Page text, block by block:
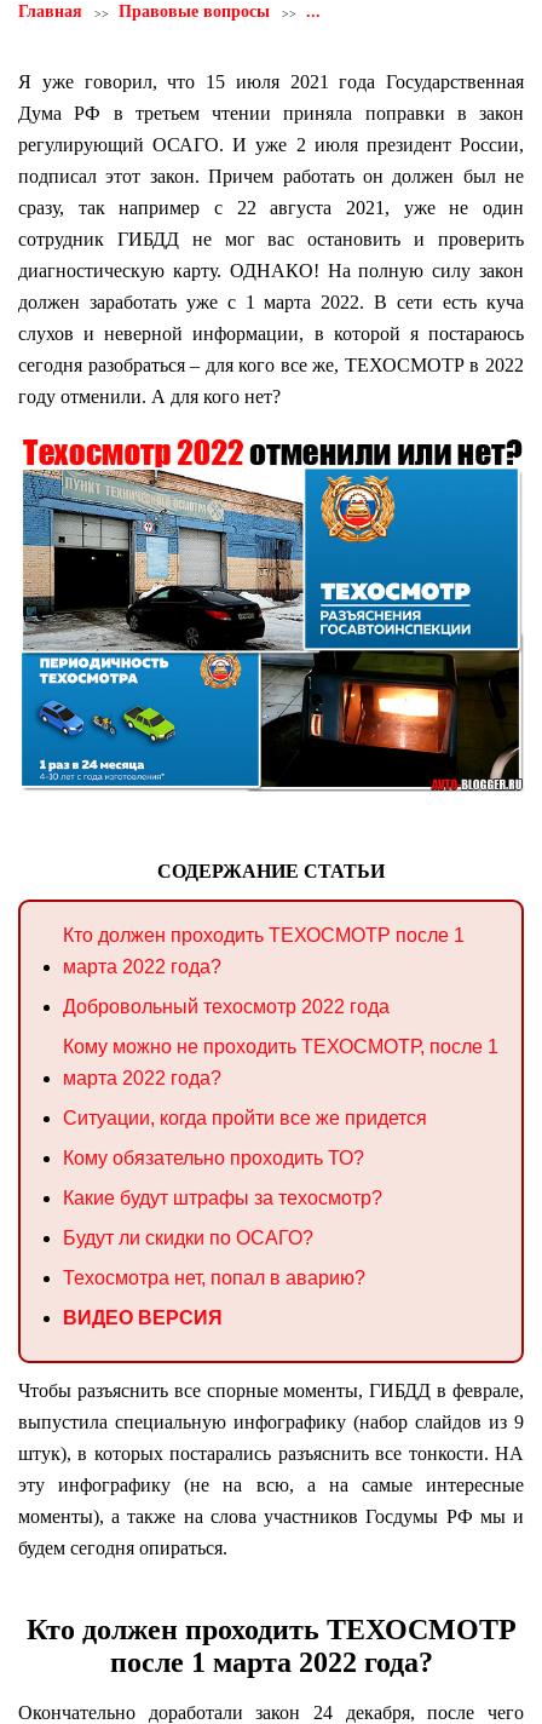
Главная Правовые вопросы ...
Я уже говорил, что 15 июля 2021 года Государственная
Дума РФ в третьем чтении приняла поправки в закон
регулирующий ОСАГО. И уже 2 июля президент России,
подписал этот закон. Причем работать он должен был не
сразу, так например с 22 августа 2021, уже не один
сотрудник ГИБДД не мог вас остановить и проверить
диагностическую карту. ОДНАКО! На полную силу закон
должен заработать уже с 1 марта 2022. В сети есть куча
слухов и неверной информации, в которой я постараюсь
сегодня разобраться – для кого все же, ТЕХОСМОТР в 2022
году отменили. А для кого нет?
СОДЕРЖАНИЕ СТАТЬИ
Кто должен проходить ТЕХОСМОТР после 1
марта 2022 года?
Добровольный техосмотр 2022 года
Кому можно не проходить ТЕХОСМОТР, после 1
марта 2022 года?
Ситуации, когда пройти все же придется
Кому обязательно проходить ТО?
Какие будут штрафы за техосмотр?
Будут ли скидки по ОСАГО?
Техосмотра нет, попал в аварию?
ВИДЕО ВЕРСИЯ
Чтобы разъяснить все спорные моменты, ГИБДД в феврале,
выпустила специальную инфографику (набор слайдов из 9
штук), в которых постарались разъяснить все тонкости. НА
эту инфографику (не на всю, а на самые интересные
моменты), а также на слова участников Госдумы РФ мы и
будем сегодня опираться.
Кто должен проходить ТЕХОСМОТР
после 1 марта 2022 года?
Окончательно доработали закон 24 декабря, после чего